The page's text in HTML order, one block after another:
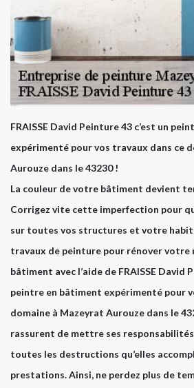
FRAISSE David Peinture 43 c’est un
expérimenté pour vos travaux dans ce
Aurouze dans le 43230 !
La couleur de votre bâtiment devient
Corrigez vite cette imperfection pour
sur toutes vos structures et votre
travaux de peinture pour rénover votre
bâtiment avec l’aide de FRAISSE David
peintre en bâtiment expérimenté pour
domaine à Mazeyrat Aurouze dans le
rassurent de mettre ses
toutes les destructions qu’elles
prestations. Ainsi, ne perdez plus de